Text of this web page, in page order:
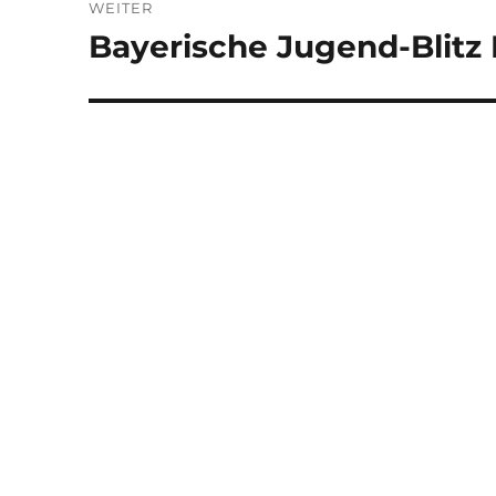
WEITER
Nächster
Bayerische Jugend-Blitz